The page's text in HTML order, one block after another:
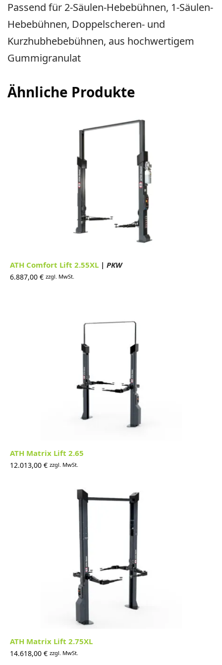
Passend für 2-Säulen-Hebebühnen, 1-Säulen-
Hebebühnen, Doppelscheren- und
Kurzhubhebebühnen, aus hochwertigem
Gummigranulat
Ähnliche Produkte
ATH Comfort Lift 2.55XL | PKW
6.887,00 € zzgl. MwSt.
ATH Matrix Lift 2.65
12.013,00 € zzgl. MwSt.
ATH Matrix Lift 2.75XL
14.618,00 € zzgl. MwSt.